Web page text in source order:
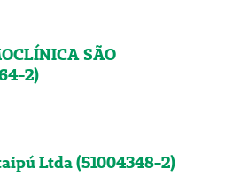
SÃO
2)
Ltda (51004348-2)